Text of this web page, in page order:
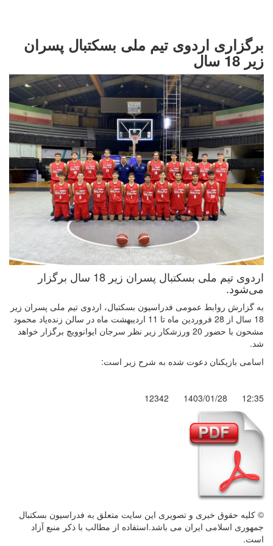
برگزاری اردوی تیم ملی بسکتبال پسران
زیر 18 سال
اردوی تیم ملی بسکتبال پسران زیر 18 سال برگزار
می‌شود.
به گزارش روابط عمومی فدراسیون بسکتبال، اردوی تیم ملی پسران زیر
18 سال از 28 فروردین ماه تا 11 اردیبهشت ماه در سالن زنده‌یاد محمود
مشحون با حضور 20 ورزشکار زیر نظر سرجان ایوانوویچ برگزار خواهد
شد.
اسامی بازیکنان دعوت شده به شرح زیر است:
12:35
1403/01/28
12342
© کليه حقوق خبری و تصويری اين سايت متعلق به فدراسیون بسکتبال
جمهوری اسلامی ایران می باشد.استفاده از مطالب با ذكر منبع آزاد
است.